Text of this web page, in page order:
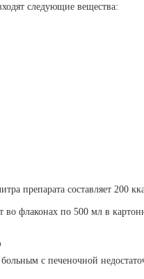
следующие вещества:
препарата составляет 200
во флаконах по 500 мл в
с печеночной